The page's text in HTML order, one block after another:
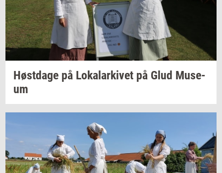
Høst­da­ge på Lo­ka­lar­ki­vet på Glud Mu­se­
um